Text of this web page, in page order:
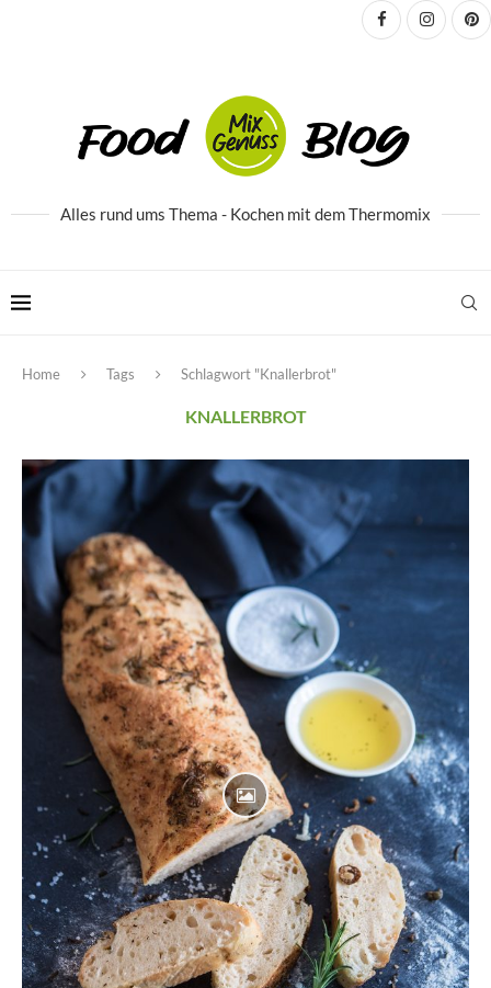
Alles rund ums Thema - Kochen mit dem Thermomix
Home Tags Schlagwort "Knallerbrot"
KNALLERBROT